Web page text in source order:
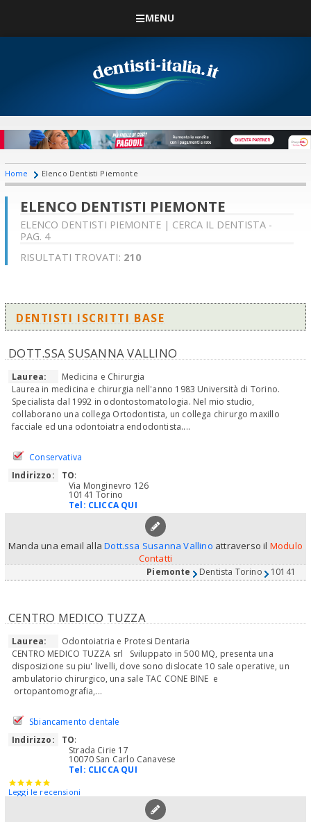
MENU
Home Elenco Dentisti Piemonte
ELENCO DENTISTI PIEMONTE
ELENCO DENTISTI PIEMONTE | CERCA IL DENTISTA -
PAG. 4
RISULTATI TROVATI: 210
DENTISTI ISCRITTI BASE
DOTT.SSA SUSANNA VALLINO
Laurea:
Medicina e Chirurgia
Laurea in medicina e chirurgia nell'anno 1983 Università di Torino.
Specialista dal 1992 in odontostomatologia. Nel mio studio,
collaborano una collega Ortodontista, un collega chirurgo maxillo
facciale ed una odontoiatra endodontista....
Conservativa
Indirizzo:
TO:
Via Monginevro 126
10141 Torino
Tel: CLICCA QUI
Manda una email allaDott.ssa Susanna Vallino attraverso il Modulo
Contatti
Piemonte Dentista Torino 10141
CENTRO MEDICO TUZZA
Laurea:
Odontoiatria e Protesi Dentaria
CENTRO MEDICO TUZZA srl Sviluppato in 500 MQ, presenta una
disposizione su piu' livelli, dove sono dislocate 10 sale operative, un
ambulatorio chirurgico, una sale TAC CONE BINE e
ortopantomografia,...
Sbiancamento dentale
Indirizzo:
TO:
Strada Cirie 17
10070 San Carlo Canavese
Tel: CLICCA QUI
Leggi le recensioni